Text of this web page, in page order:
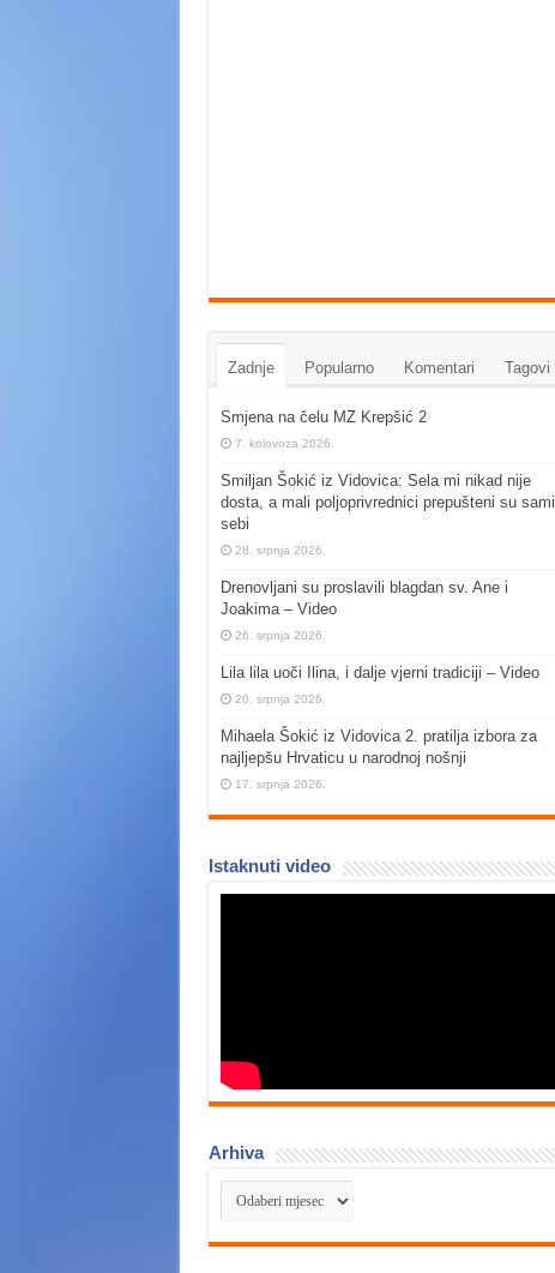
Zadnje Popularno Komentari Tagovi
Smjena na čelu MZ Krepšić 2
7. kolovoza 2026.
Smiljan Šokić iz Vidovica: Sela mi nikad nije
dosta, a mali poljoprivrednici prepušteni su sami
sebi
28. srpnja 2026.
Drenovljani su proslavili blagdan sv. Ane i
Joakima – Video
26. srpnja 2026.
Lila lila uoči Ilina, i dalje vjerni tradiciji – Video
20. srpnja 2026.
Mihaela Šokić iz Vidovica 2. pratilja izbora za
najljepšu Hrvaticu u narodnoj nošnji
17. srpnja 2026.
Istaknuti video
Arhiva
Arhiva